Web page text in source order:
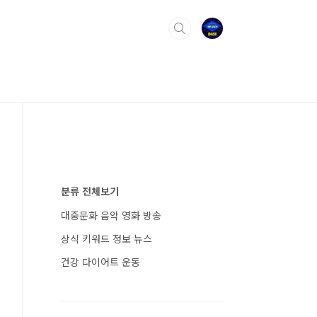
분류 전체보기
대중문화 음악 영화 방송
상식 키워드 정보 뉴스
건강 다이어트 운동